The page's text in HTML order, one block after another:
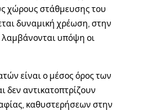
χώρους στάθμευσης του
δυναμική χρέωση, στην
υπόψη οι
είναι ο μέσος όρος των
δεν αντικατοπτρίζουν
καθυστερήσεων στην